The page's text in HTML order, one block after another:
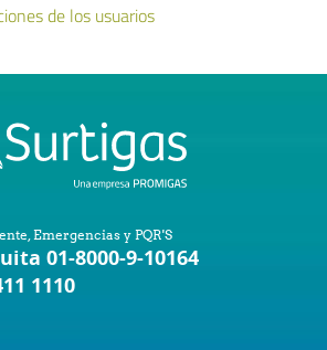
de los usuarios
Emergencias y PQR'S
01-8000-9-10164
1110